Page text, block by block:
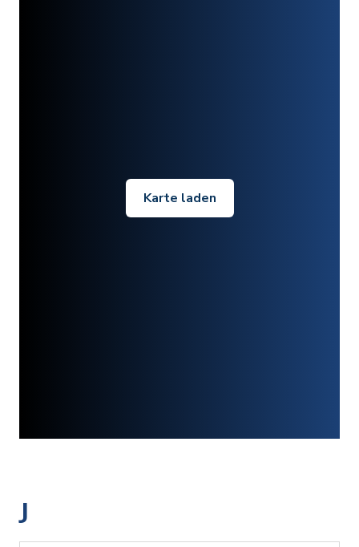
Karte laden
J